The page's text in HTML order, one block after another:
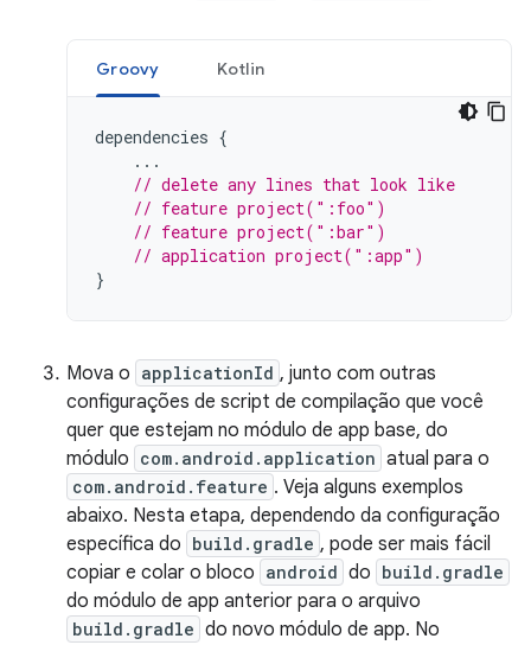
Groovy Kotlin
dependencies {
...
// delete any lines that look like
// feature project(":foo")
// feature project(":bar")
// application project(":app")
}
Mova o applicationId , junto com outras
configurações de script de compilação que você
quer que estejam no módulo de app base, do
módulo com.android.application atual para o
com.android.feature . Veja alguns exemplos
abaixo. Nesta etapa, dependendo da configuração
específica do build.gradle , pode ser mais fácil
copiar e colar o bloco android do build.gradle
do módulo de app anterior para o arquivo
build.gradle do novo módulo de app. No